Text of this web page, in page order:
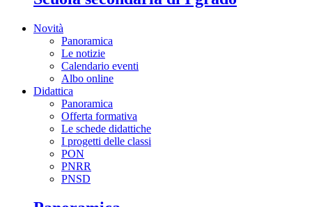
Novità
Panoramica
Le notizie
Calendario eventi
Albo online
Didattica
Panoramica
Offerta formativa
Le schede didattiche
I progetti delle classi
PON
PNRR
PNSD